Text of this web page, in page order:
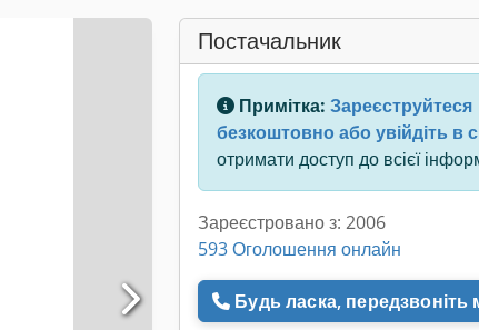
Постачальник
Примітка: Зареєструйтеся
безкоштовно або увійдіть в
отримати доступ до всієї
Зареєстровано з: 2006
593 Оголошення онлайн
Будь ласка, передзвоніть